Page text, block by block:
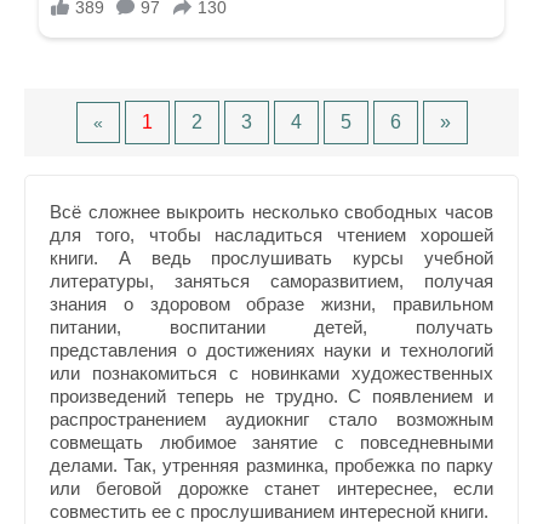
« 1 2 3 4 5 6 »
Всё сложнее выкроить несколько свободных часов
для того, чтобы насладиться чтением хорошей
книги. А ведь прослушивать курсы учебной
литературы, заняться саморазвитием, получая
знания о здоровом образе жизни, правильном
питании, воспитании детей, получать
представления о достижениях науки и технологий
или познакомиться с новинками художественных
произведений теперь не трудно. С появлением и
распространением аудиокниг стало возможным
совмещать любимое занятие с повседневными
делами. Так, утренняя разминка, пробежка по парку
или беговой дорожке станет интереснее, если
совместить ее с прослушиванием интересной книги.